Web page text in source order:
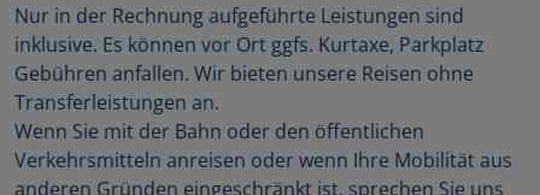
Nur in der Rechnung aufgeführte Leistungen sind
inklusive. Es können vor Ort ggfs. Kurtaxe, Parkplatz
Gebühren anfallen. Wir bieten unsere Reisen ohne
Transferleistungen an.
Wenn Sie mit der Bahn oder den öffentlichen
Verkehrsmitteln anreisen oder wenn Ihre Mobilität aus
anderen Gründen eingeschränkt ist, sprechen Sie uns